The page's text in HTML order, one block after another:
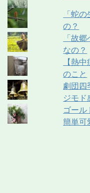
「蛇
の？
「故
なの？
【熱
のこと
劇団四
ジモド
ゴール
簡単可